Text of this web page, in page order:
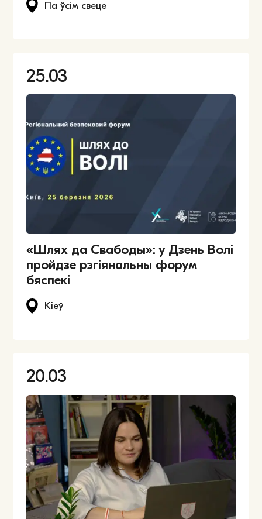
Па ўсім свеце
25.03
«Шлях да Свабоды»: у Дзень Волі
пройдзе рэгіянальны форум
бяспекі
Кіеў
20.03